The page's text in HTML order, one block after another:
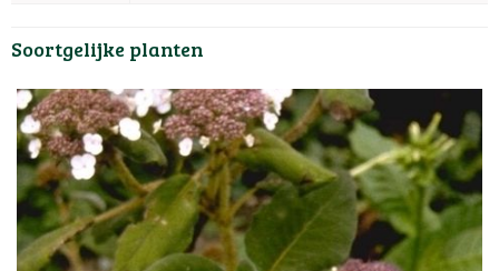
Soortgelijke planten